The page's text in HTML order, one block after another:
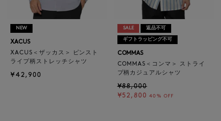
NEW
XACUS
XACUS＜ザッカス＞ ピンスト
ライプ柄ストレッチシャツ
¥42,900
SALE 返品不可
ギフトラッピング不可
COMMAS
COMMAS＜コンマ＞ ストライ
プ柄カジュアルシャツ
¥88,000
¥52,800 40% OFF